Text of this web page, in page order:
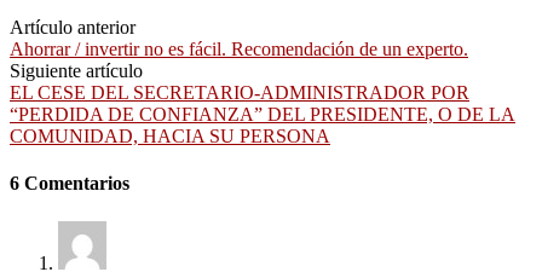
Artículo anterior
Ahorrar / invertir no es fácil. Recomendación de un experto.
Siguiente artículo
EL CESE DEL SECRETARIO-ADMINISTRADOR POR
“PERDIDA DE CONFIANZA” DEL PRESIDENTE, O DE LA
COMUNIDAD, HACIA SU PERSONA
6 Comentarios